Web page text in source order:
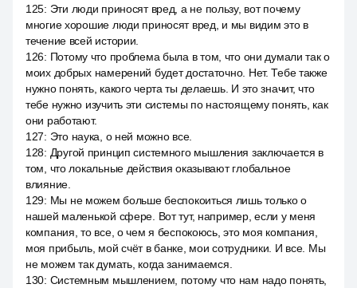
125: Эти люди приносят вред, а не пользу, вот почему
многие хорошие люди приносят вред, и мы видим это в
течение всей истории.
126: Потому что проблема была в том, что они думали так о
моих добрых намерений будет достаточно. Нет. Тебе также
нужно понять, какого черта ты делаешь. И это значит, что
тебе нужно изучить эти системы по настоящему понять, как
они работают.
127: Это наука, о ней можно все.
128: Другой принцип системного мышления заключается в
том, что локальные действия оказывают глобальное
влияние.
129: Мы не можем больше беспокоиться лишь только о
нашей маленькой сфере. Вот тут, например, если у меня
компания, то все, о чем я беспокоюсь, это моя компания,
моя прибыль, мой счёт в банке, мои сотрудники. И все. Мы
не можем так думать, когда занимаемся.
130: Системным мышлением, потому что нам надо понять,